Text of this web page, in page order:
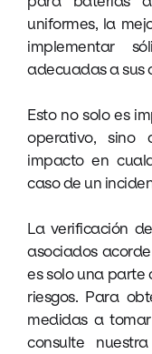
uniformes, la
implementar
adecuadas a sus
Esto no solo es
operativo, sino
impacto en
caso de un
La verificación
asociados
es solo una parte
riesgos. Para
medidas a
consulte